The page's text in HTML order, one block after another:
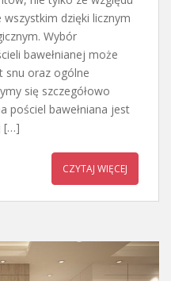
dzięki licznym
Wybór
bawełnianej może
snu oraz ogólne
się szczegółowo
pościel bawełniana jest
[…]
CZYTAJ WIĘCEJ